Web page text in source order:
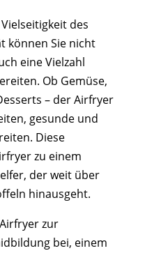
des
können Sie nicht
eine Vielzahl
Ob Gemüse,
– der Airfryer
gesunde und
Diese
zu einem
der weit über
hinausgeht.
zur
bei, einem